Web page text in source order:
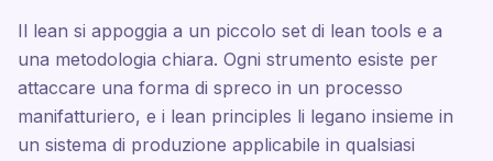
Il lean si appoggia a un piccolo set di lean tools e a
una metodologia chiara. Ogni strumento esiste per
attaccare una forma di spreco in un processo
manifatturiero, e i lean principles li legano insieme in
un sistema di produzione applicabile in qualsiasi